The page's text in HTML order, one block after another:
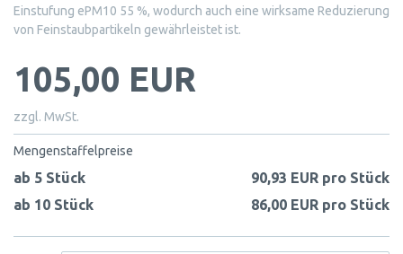
Einstufung ePM10 55 %, wodurch auch eine wirksame Reduzierung
von Feinstaubpartikeln gewährleistet ist.
105,00 EUR
zzgl. MwSt.
Mengenstaffelpreise
ab 5 Stück
90,93 EUR pro Stück
ab 10 Stück
86,00 EUR pro Stück